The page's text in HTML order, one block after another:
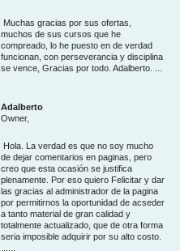
Muchas gracias por sus ofertas,
muchos de sus cursos que he
compreado, lo he puesto en de verdad
funcionan, con perseverancia y disciplina
se vence, Gracias por todo. Adalberto. ...
Adalberto
Owner,
Hola. La verdad es que no soy mucho
de dejar comentarios en paginas, pero
creo que esta ocasión se justifica
plenamente. Por eso quiero Felicitar y dar
las gracias al administrador de la pagina
por permitirnos la oportunidad de acseder
a tanto material de gran calidad y
totalmente actualizado, que de otra forma
seria imposible adquirir por su alto costo.